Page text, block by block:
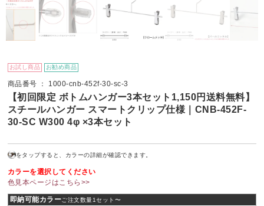
お試し商品 お勧め商品
商品番号 ： 1000-cnb-452f-30-sc-3
【初回限定 ボトムハンガー3本セット1,150円送料無料】
スチールハンガー スマートクリップ仕様｜CNB-452F-
30-SC W300 4φ ×3本セット
をタップすると、カラーの詳細が確認できます。
カラーを選択してください
色見本ページはこちら>>
即納可能カラーご注文数量1セット〜